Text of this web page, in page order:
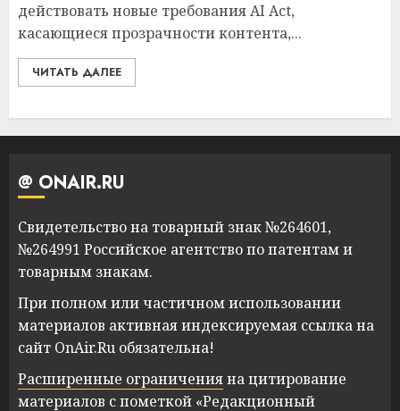
действовать новые требования AI Act,
касающиеся прозрачности контента,...
ЧИТАТЬ ДАЛЕЕ
@ ONAIR.RU
Свидетельство на товарный знак №264601,
№264991 Российское агентство по патентам и
товарным знакам.
При полном или частичном использовании
материалов активная индексируемая ссылка на
сайт OnAir.Ru обязательна!
Расширенные ограниченияна цитирование
материалов с пометкой «Редакционный